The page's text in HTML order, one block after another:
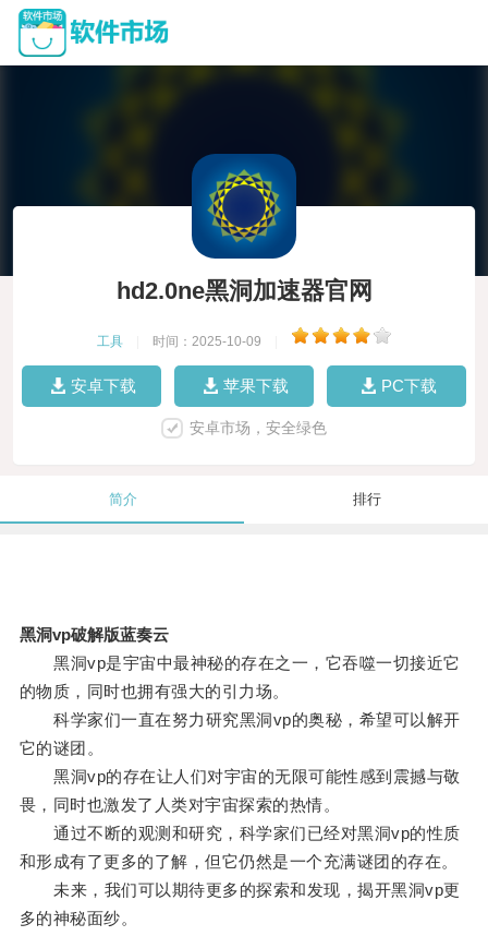
hd2.0ne黑洞加速器官网
工具 时间：2025-10-09
安卓下载 苹果下载 PC下载
安卓市场，安全绿色
简介 排行
黑洞vp破解版蓝奏云
黑洞vp是宇宙中最神秘的存在之一，它吞噬一切接近它
的物质，同时也拥有强大的引力场。
科学家们一直在努力研究黑洞vp的奥秘，希望可以解开
它的谜团。
黑洞vp的存在让人们对宇宙的无限可能性感到震撼与敬
畏，同时也激发了人类对宇宙探索的热情。
通过不断的观测和研究，科学家们已经对黑洞vp的性质
和形成有了更多的了解，但它仍然是一个充满谜团的存在。
未来，我们可以期待更多的探索和发现，揭开黑洞vp更
多的神秘面纱。